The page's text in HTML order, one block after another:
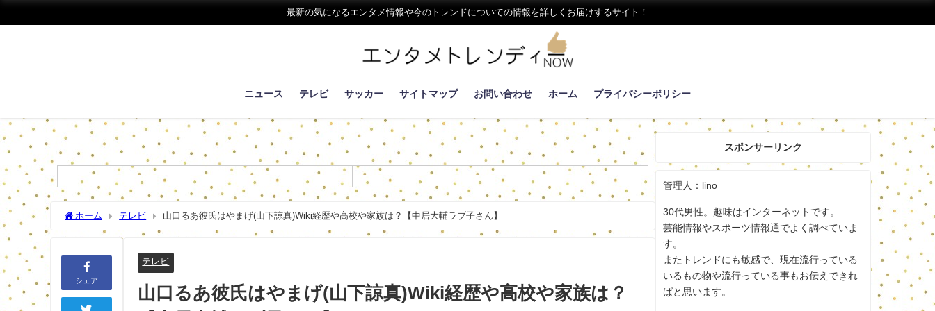
最新の気になるエンタメ情報や今のトレンドについての情報を詳しくお届けするサイト！
ニュース テレビ サッカー サイトマップ お問い合わせ ホーム プライバシーポリシー
ホーム テレビ 山口るあ彼氏はやまげ(山下諒真)Wiki経歴や高校や家族は？【中居大輔ラブ子さん】
シェア
テレビ
山口るあ彼氏はやまげ(山下諒真)Wiki経歴や高校や家族は？
スポンサーリンク
管理人：lino
30代男性。趣味はインターネットです。
芸能情報やスポーツ情報通でよく調べていま
す。
またトレンドにも敏感で、現在流行っている
いるもの物や流行っている事もお伝えできれ
ばと思います。